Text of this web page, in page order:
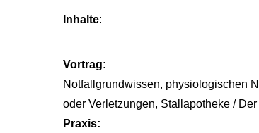
Inhalte:
Vortrag:
Notfallgrundwissen, physiologischen
oder Verletzungen, Stallapotheke /
Praxis: